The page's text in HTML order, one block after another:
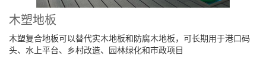
木塑地板
木塑复合地板可以替代实木地板和防腐木地板，可长期用于港口码
头、水上平台、乡村改造、园林绿化和市政项目